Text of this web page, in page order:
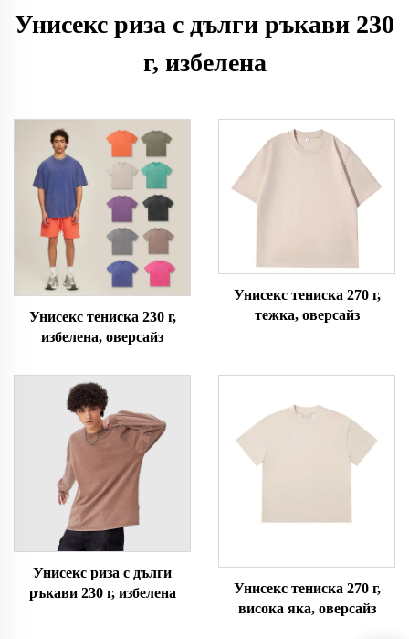
Унисекс риза с дълги ръкави 230
г, избелена
Унисекс тениска 230 г,
избелена, оверсайз
Унисекс тениска 270 г,
тежка, оверсайз
Унисекс риза с дълги
ръкави 230 г, избелена
Унисекс тениска 270 г,
висока яка, оверсайз